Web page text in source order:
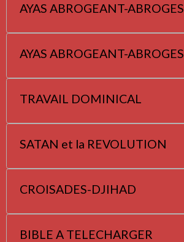
AYAS ABROGEANT-ABROGES
AYAS ABROGEANT-ABROGES
TRAVAIL DOMINICAL
SATAN et la REVOLUTION
CROISADES-DJIHAD
BIBLE A TELECHARGER